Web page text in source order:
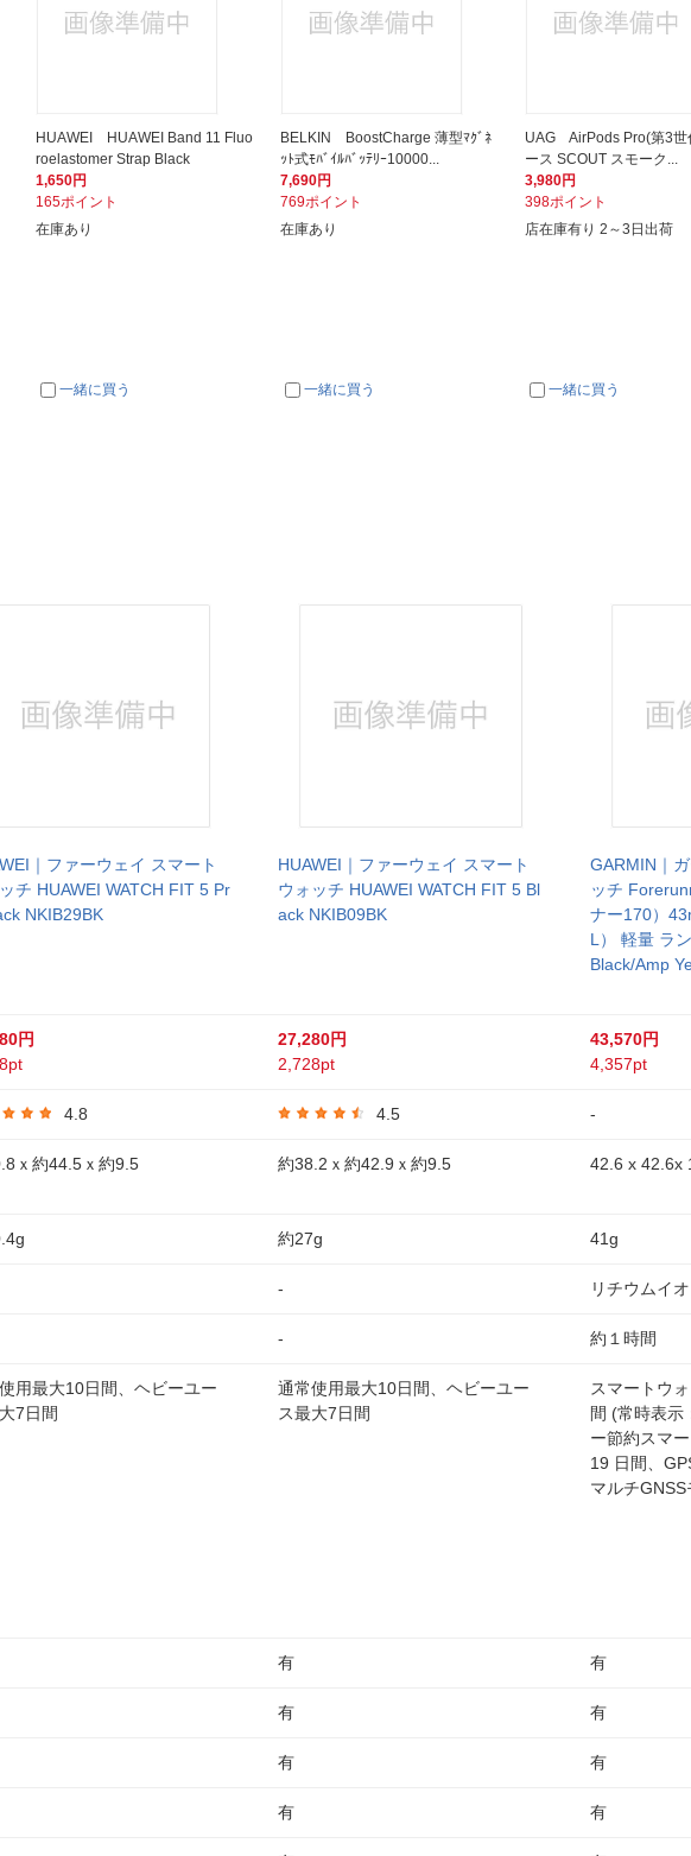
HUAWEI HUAWEI Band 11 Fluo
roelastomer Strap Black
1,650円
165ポイント
在庫あり
一緒に買う
BELKIN BoostCharge 薄型ﾏｸﾞﾈ
ｯﾄ式ﾓﾊﾞｲﾙﾊﾞｯﾃﾘｰ10000...
7,690円
769ポイント
在庫あり
一緒に買う
UAG AirPods Pro(第3世
ース SCOUT スモーク...
3,980円
398ポイント
店在庫有り 2～3日出荷
一緒に買う
｜ファーウェイ スマート
チ HUAWEI WATCH FIT 5 Pr
NKIB29BK
円
4.8
ｘ約44.5ｘ約9.5
用最大10日間、ヘビーユー
7日間
HUAWEI｜ファーウェイ スマート
ウォッチ HUAWEI WATCH FIT 5 Bl
ack NKIB09BK
27,280円
2,728pt
4.5
約38.2ｘ約42.9ｘ約9.5
約27g
-
-
通常使用最大10日間、ヘビーユー
ス最大7日間
有
有
有
有
GARMIN｜
ッチ
ナー170）
L） 軽量 ラ
Black/Amp
43,570円
4,357pt
-
42.6 x 42.6x
41g
リチウムイ
約１時間
スマートウ
間 (常時表示
ー節約スマ
19 日間、
マルチ
有
有
有
有